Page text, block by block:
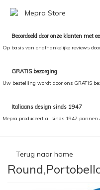
Beoordeeld door onze klanten met
Op basis van onafhankelijke reviews
GRATIS bezorging
Uw bestelling wordt door ons GRATIS
Italiaans design sinds 1947
Mepra produceert al sinds 1947
Terug naar home